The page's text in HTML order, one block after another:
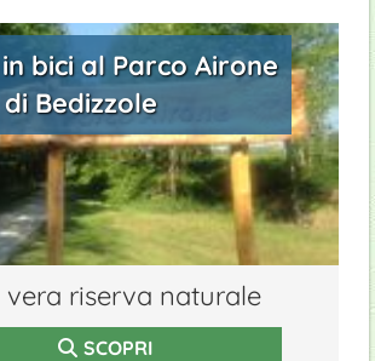
bici al Parco Airone
di Bedizzole
vera riserva naturale
SCOPRI